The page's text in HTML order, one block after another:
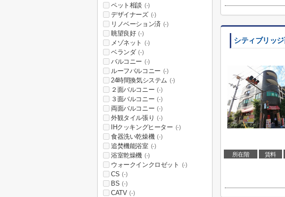
シティブリッ
所在階 賃料
ペット相談 (-)
デザイナーズ (-)
リノベーション済 (-)
眺望良好 (-)
メゾネット (-)
ベランダ (-)
バルコニー (-)
ルーフバルコニー (-)
24時間換気システム (-)
２面バルコニー (-)
３面バルコニー (-)
両面バルコニー (-)
外観タイル張り (-)
IHクッキングヒーター (-)
食器洗い乾燥機 (-)
追焚機能浴室 (-)
浴室乾燥機 (-)
ウォークインクロゼット (-)
CS (-)
BS (-)
CATV (-)